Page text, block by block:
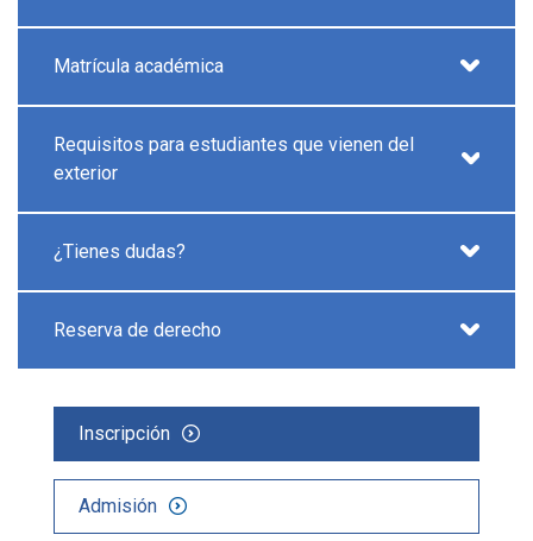
Matrícula académica
Requisitos para estudiantes que vienen del
exterior
¿Tienes dudas?
Reserva de derecho
Inscripción
Admisión